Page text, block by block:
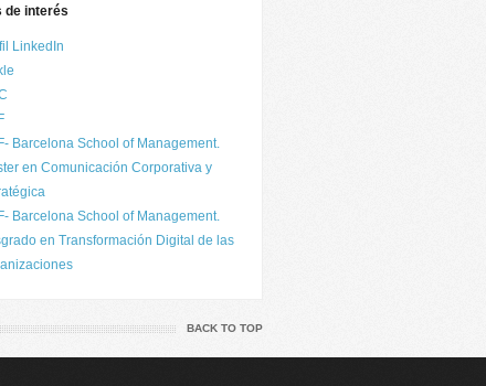
de interés
LinkedIn
Barcelona School of Management.
en Comunicación Corporativa y
Barcelona School of Management.
en Transformación Digital de las
BACK TO TOP